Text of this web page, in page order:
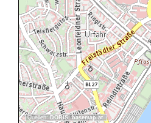
Quellen: DORIS,basemap.at